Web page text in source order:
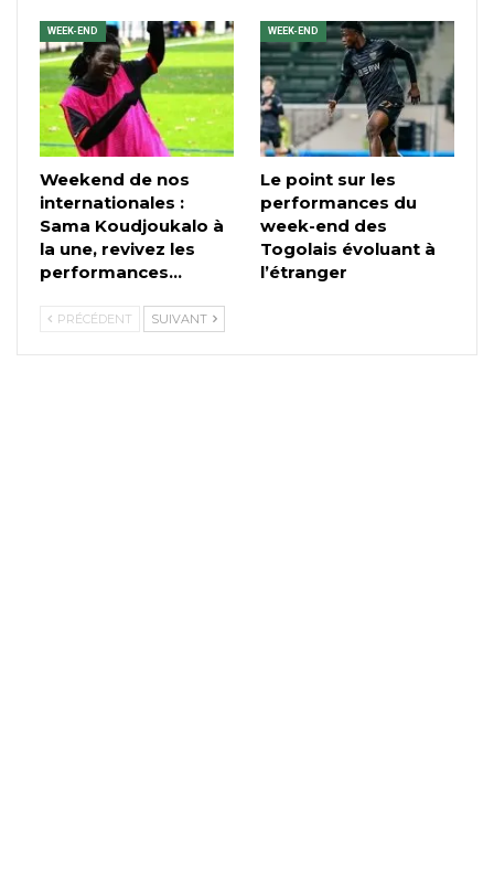
WEEK-END
Weekend de nos
internationales :
Sama Koudjoukalo à
la une, revivez les
performances…
WEEK-END
Le point sur les
performances du
week-end des
Togolais évoluant à
l’étranger
PRÉCÉDENT SUIVANT